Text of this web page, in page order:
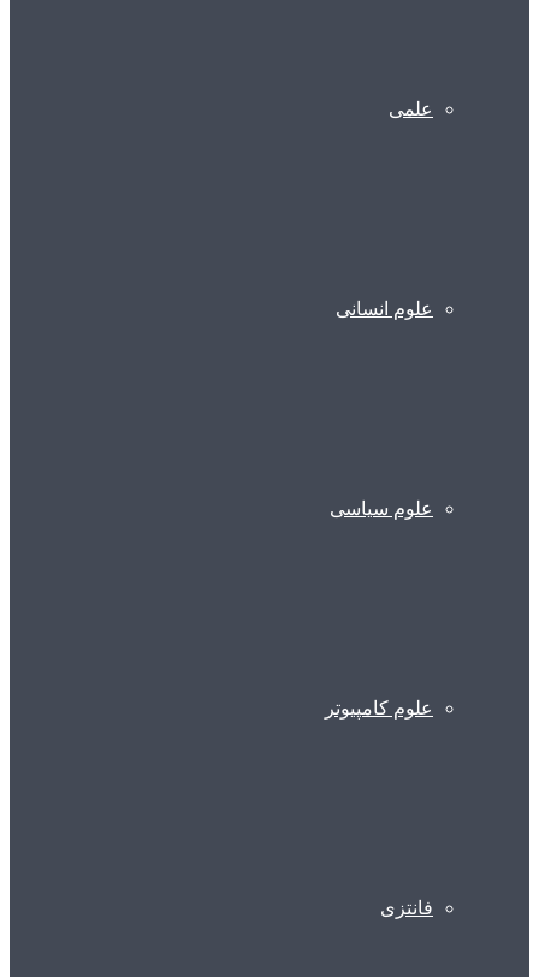
علمی
علوم انسانی
علوم سیاسی
علوم کامپیوتر
فانتزی